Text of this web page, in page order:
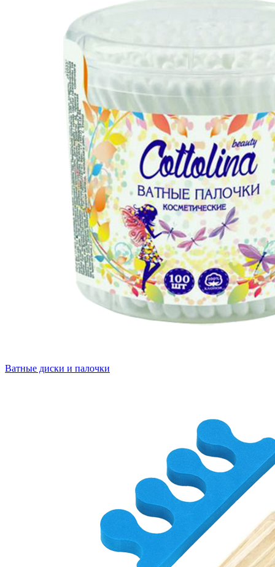
Ватные диски и палочки